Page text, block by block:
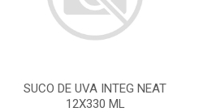
SUCO DE UVA INTEG NEAT
12X330 ML